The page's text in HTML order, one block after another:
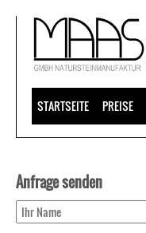
STARTSEITE PREISE
Anfrage senden